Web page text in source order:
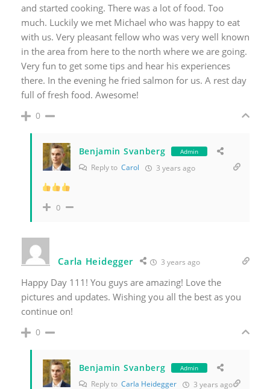
and started cooking. There was a lot of food. Too
much. Luckily we met Michael who was happy to eat
with us. Very pleasant fellow who was very well known
in the area from here to the north where we are going.
Very fun to get some tips and hear his experiences
there. In the evening he fried salmon for us. A rest day
full of fresh food. Awesome!
0
Benjamin Svanberg Admin
Reply to Carol 3 years ago
0
Carla Heidegger 3 years ago
Happy Day 111! You guys are amazing! Love the
pictures and updates. Wishing you all the best as you
continue on!
0
Benjamin Svanberg Admin
Reply to Carla Heidegger 3 years ago